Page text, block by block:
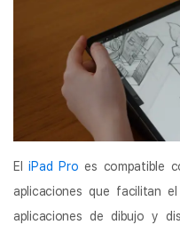
EliPad Pro es compatible
aplicaciones que facilitan
aplicaciones de dibujo y